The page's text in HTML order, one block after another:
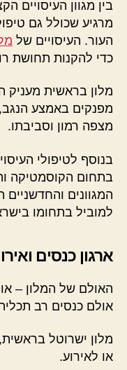
בין מגוון העיסויים
מרגיע שכולל גם
העור. העיסויים של
כדי להקנות תחושת
מלון בראשית מעניק
מפנקים באמצע
מצפה רמון וסביבתו.
בנוסף לטיפולי
בתחום הקוסמטיקה
המגוונים
למוביל בתחומו
ארגון כנסים
האולם של המלון –
אולם כנסים רב תכליתי
מלון ישרוטל
או לאירוע.